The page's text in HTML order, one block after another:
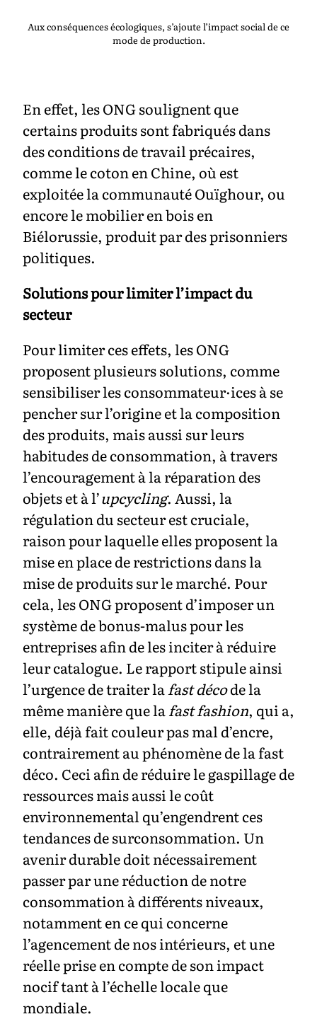
Aux conséquences écologiques, s’ajoute l’impact social de ce
mode de production.
En effet, les ONG soulignent que
certains produits sont fabriqués dans
des conditions de travail précaires,
comme le coton en Chine, où est
exploitée la communauté Ouïghour, ou
encore le mobilier en bois en
Biélorussie, produit par des prisonniers
politiques.
Solutions pour limiter l’impact du
secteur
Pour limiter ces effets, les ONG
proposent plusieurs solutions, comme
sensibiliser les consommateur·ices à se
pencher sur l’origine et la composition
des produits, mais aussi sur leurs
habitudes de consommation, à travers
l’encouragement à la réparation des
objets et à l’upcycling. Aussi, la
régulation du secteur est cruciale,
raison pour laquelle elles proposent la
mise en place de restrictions dans la
mise de produits sur le marché. Pour
cela, les ONG proposent d’imposer un
système de bonus-malus pour les
entreprises afin de les inciter à réduire
leur catalogue. Le rapport stipule ainsi
l’urgence de traiter lafast décode la
même manière que lafast fashion, qui a,
elle, déjà fait couleur pas mal d’encre,
contrairement au phénomène de la fast
déco. Ceci afin de réduire le gaspillage de
ressources mais aussi le coût
environnemental qu’engendrent ces
tendances de surconsommation. Un
avenir durable doit nécessairement
passer par une réduction de notre
consommation à différents niveaux,
notamment en ce qui concerne
l’agencement de nos intérieurs, et une
réelle prise en compte de son impact
nocif tant à l’échelle locale que
mondiale.